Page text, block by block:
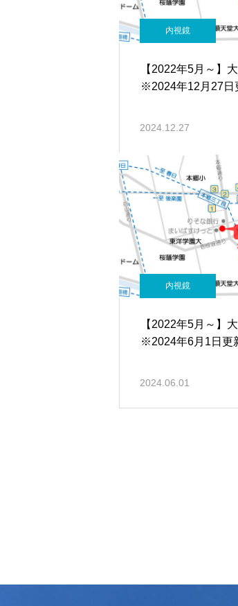
内視鏡
【2022年5月～】
※2024年12月27日
2024.12.27
内視鏡
【2022年5月～】
※2024年6月1日更
2024.06.01